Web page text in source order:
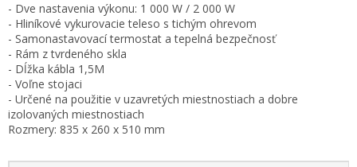
- Dve nastavenia výkonu: 1 000 W / 2 000 W
- Hliníkové vykurovacie teleso s tichým ohrevom
- Samonastavovací termostat a tepelná bezpečnosť
- Rám z tvrdeného skla
- Dĺžka kábla 1,5M
- Voľne stojaci
- Určené na použitie v uzavretých miestnostiach a dobre
izolovaných miestnostiach
Rozmery: 835 x 260 x 510 mm